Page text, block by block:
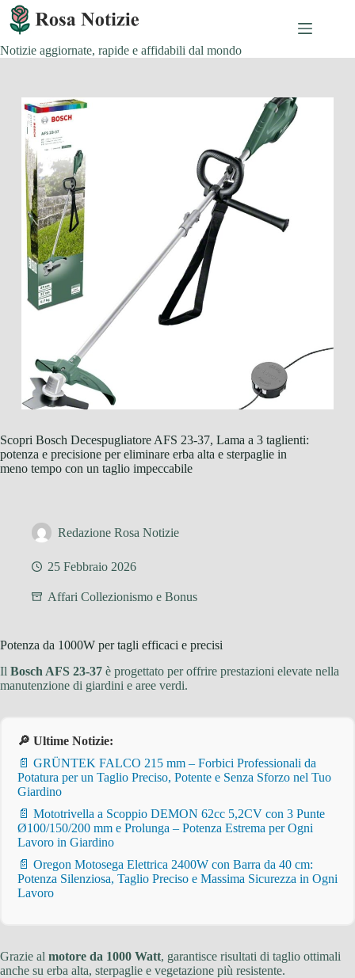
Salta
contenuto
Notizie aggiornate, rapide e affidabili dal mondo
Scopri Bosch Decespugliatore AFS 23-37, Lama a 3 taglienti:
potenza e precisione per eliminare erba alta e sterpaglie in
meno tempo con un taglio impeccabile
Redazione Rosa Notizie
25 Febbraio 2026
Affari Collezionismo e Bonus
Potenza da 1000W per tagli efficaci e precisi
Il Bosch AFS 23-37 è progettato per offrire prestazioni elevate nella
manutenzione di giardini e aree verdi.
🔎 Ultime Notizie:
📄 GRÜNTEK FALCO 215 mm – Forbici Professionali da
Potatura per un Taglio Preciso, Potente e Senza Sforzo nel Tuo
Giardino
📄 Mototrivella a Scoppio DEMON 62cc 5,2CV con 3 Punte
Ø100/150/200 mm e Prolunga – Potenza Estrema per Ogni
Lavoro in Giardino
📄 Oregon Motosega Elettrica 2400W con Barra da 40 cm:
Potenza Silenziosa, Taglio Preciso e Massima Sicurezza in Ogni
Lavoro
Grazie al motore da 1000 Watt, garantisce risultati di taglio ottimali
anche su erba alta, sterpaglie e vegetazione più resistente.